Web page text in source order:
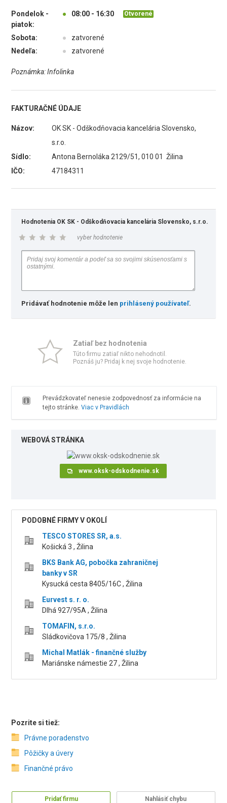
Pondelok -
piatok:
● 08:00 - 16:30 Otvorené
Sobota: ●
zatvorené
Nedeľa:
● zatvorené
Poznámka: Infolinka
FAKTURAČNÉ ÚDAJE
Názov:
OK SK - Odškodňovacia kancelária Slovensko,
s.r.o.
Sídlo:
Antona Bernoláka 2129/51, 010 01 Žilina
IČO:
47184311
Hodnotenia OK SK - Odškodňovacia kancelária Slovensko, s.r.o.
vyber hodnotenie
Pridávať hodnotenie môže len prihlásený používateľ.
Zatiaľ bez hodnotenia
Túto firmu zatiaľ nikto nehodnotil.
Poznáš ju? Pridaj k nej svoje hodnotenie.
Prevádzkovateľ nenesie zodpovednosť za informácie na
tejto stránke. Viac v Pravidlách
WEBOVÁ STRÁNKA
www.oksk-odskodnenie.sk
PODOBNÉ FIRMY V OKOLÍ
TESCO STORES SR, a.s.
Košická 3 , Žilina
BKS Bank AG, pobočka zahraničnej
banky v SR
Kysucká cesta 8405/16C , Žilina
Eurvest s. r. o.
Dlhá 927/95A , Žilina
TOMAFIN, s.r.o.
Sládkovičova 175/8 , Žilina
Michal Matlák - finančné služby
Mariánske námestie 27 , Žilina
Pozrite si tiež:
Právne poradenstvo
Pôžičky a úvery
Finančné právo
Pridať firmu Nahlásiť chybu